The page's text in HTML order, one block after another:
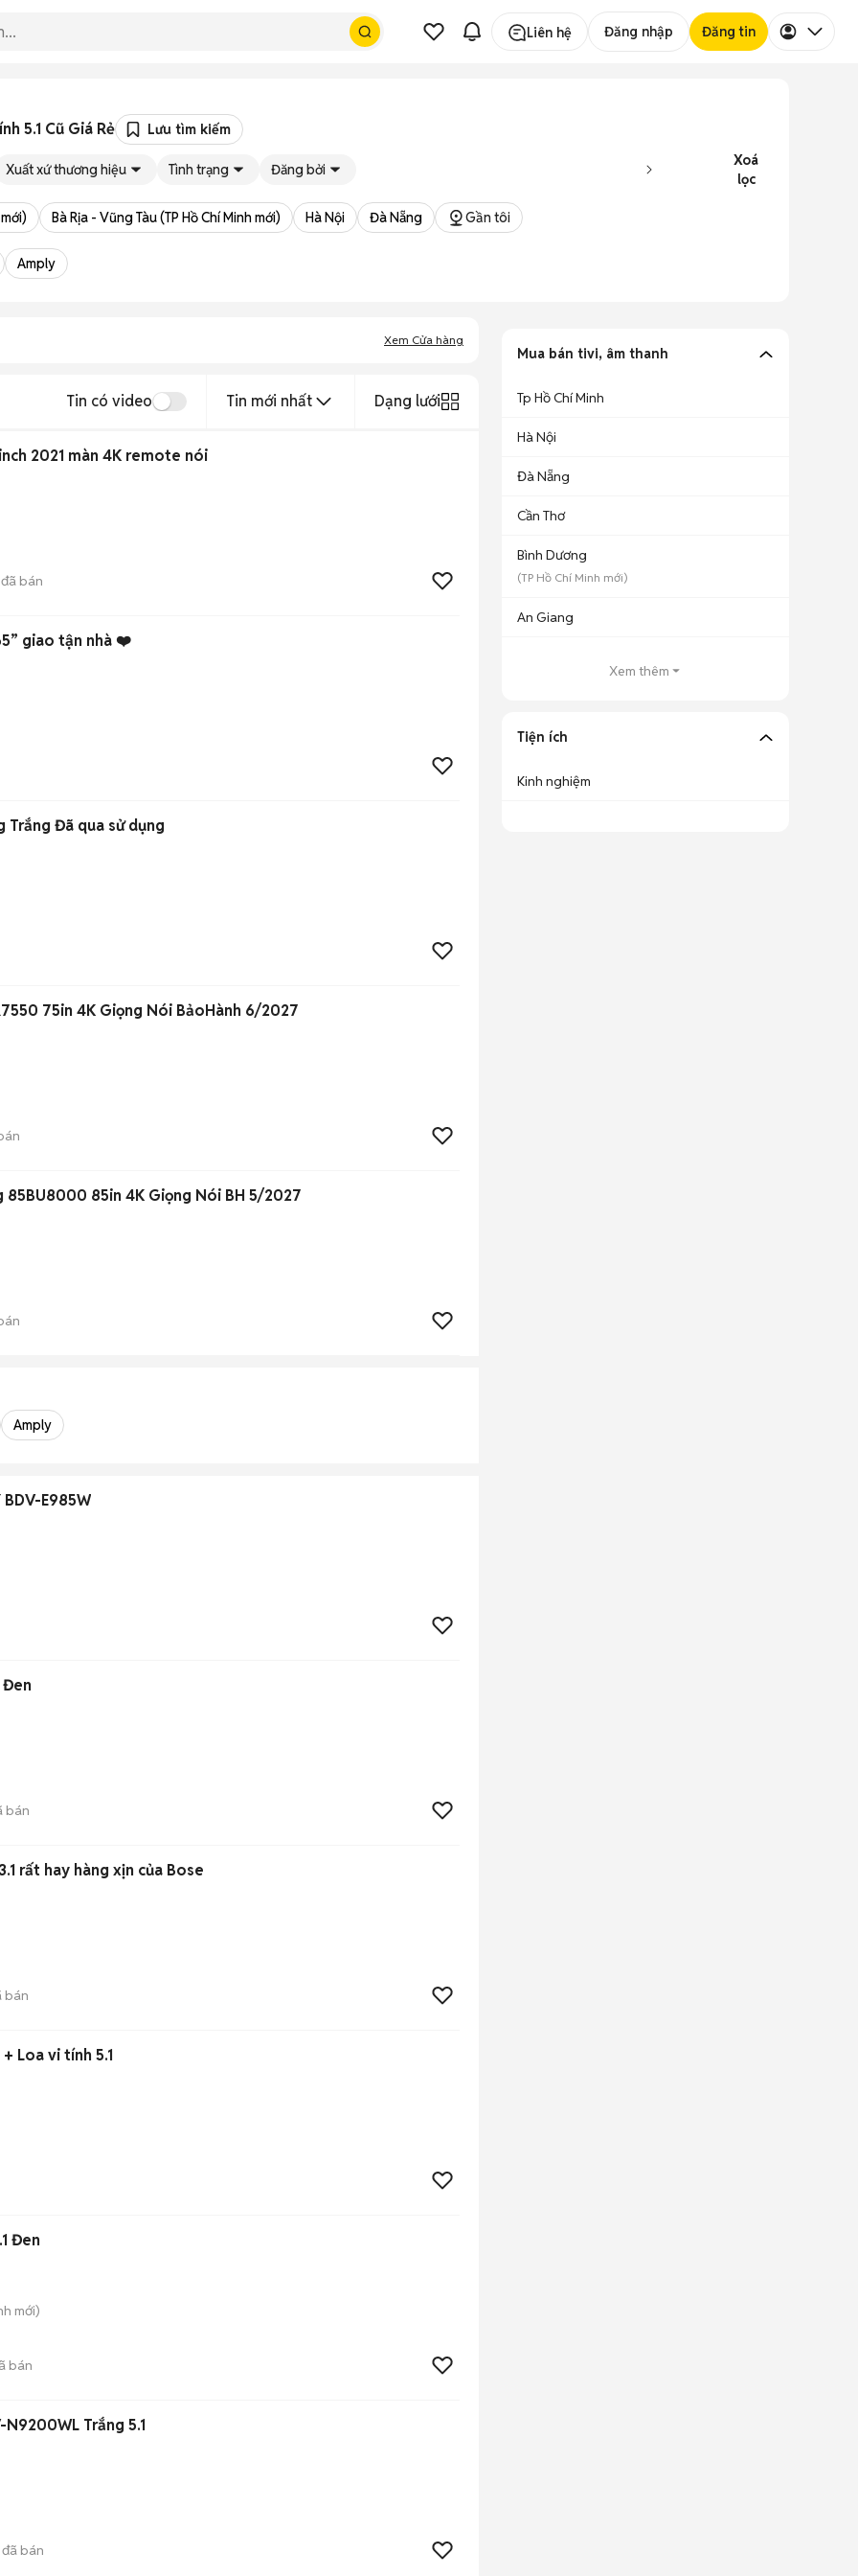
Liên hệ Đăng nhập Đăng tin
5.1 Cũ Giá Rẻ Lưu tìm kiếm
Xuất xứ thương hiệu Tình trạng Đăng bởi
Xoá
lọc
Bà Rịa - Vũng Tàu (TP Hồ Chí Minh mới) Hà Nội Đà Nẵng Gần tôi
Amply
Xem Cửa hàng
Tin có video Tin mới nhất Dạng lưới
2021 màn 4K remote nói
bán
giao tận nhà ❤️
Đã qua sử dụng
75in 4K Giọng Nói BảoHành 6/2027
85BU8000 85in 4K Giọng Nói BH 5/2027
Amply
E985W
Đen
bán
rất hay hàng xịn của Bose
bán
Loa vi tính 5.1
Đen
mới)
bán
Trắng 5.1
đã bán
Mua bán tivi, âm thanh
Tp Hồ Chí Minh
Hà Nội
Đà Nẵng
Cần Thơ
Bình Dương
(TP Hồ Chí Minh mới)
An Giang
Xem thêm
Tiện ích
Kinh nghiệm